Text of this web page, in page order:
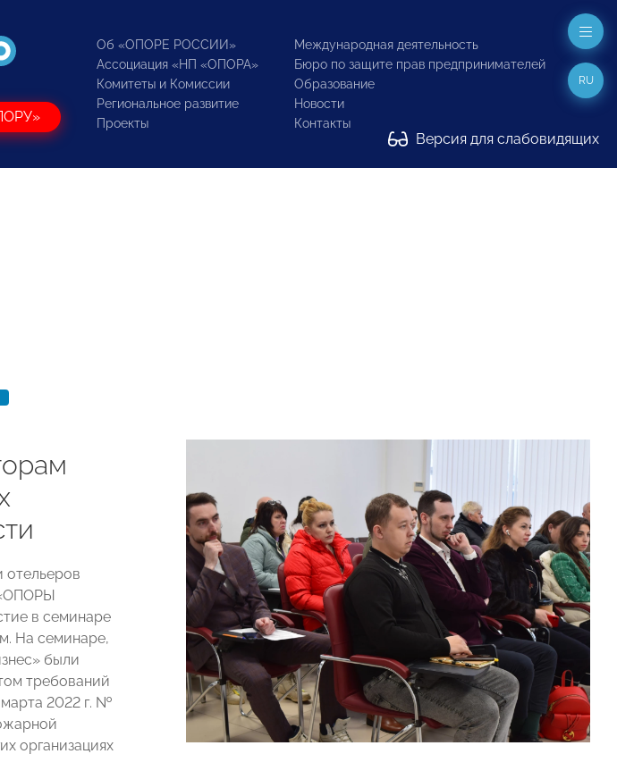
Об «ОПОРЕ РОССИИ»
Ассоциация «НП «ОПОРА»
Комитеты и Комиссии
Региональное развитие
Проекты
Международная деятельность
Бюро по защите прав предпринимателей
Образование
Новости
Контакты
Версия для слабовидящих
RU
отельеров
«ОПОРЫ
в семинаре
На семинаре,
были
требований
2022 г. №
организациях